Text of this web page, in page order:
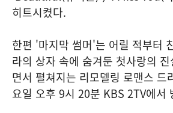
히트시켰다.
한편 '마지막 썸머'는 어릴 적부터
라의 상자 속에 숨겨둔 첫사랑의
면서 펼쳐지는 리모델링 로맨스 드
요일 오후 9시 20분 KBS 2TV에서